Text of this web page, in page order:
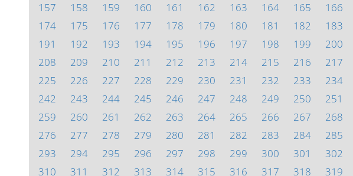
157
158 159 160 161 162 163 164 165 166
174
175 176 177 178 179 180 181 182 183
191
192 193 194 195 196 197 198 199 200
208
209 210 211 212 213 214 215 216 217
225
226 227 228 229 230 231 232 233 234
242
243 244 245 246 247 248 249 250 251
259
260 261 262 263 264 265 266 267 268
276
277 278 279 280 281 282 283 284 285
293
294 295 296 297 298 299 300 301 302
310
311 312 313 314 315 316 317 318 319